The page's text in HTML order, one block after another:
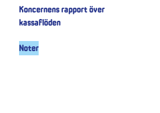
Koncernens rapport över
kassaflöden
Noter